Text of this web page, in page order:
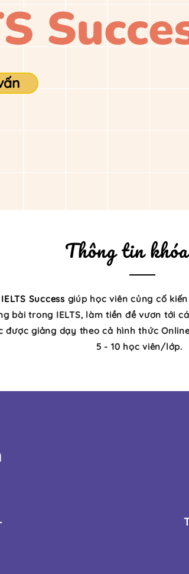
Thông tin
IELTS Success giúp học viên củng cố
bài trong IELTS, làm tiền đề vươn tới
được giảng dạy theo cả hình thức
5 - 10 học viên/lớp.